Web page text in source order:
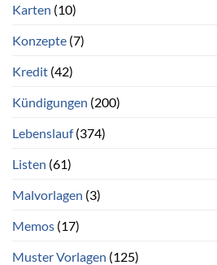
Karten (10)
Konzepte (7)
Kredit (42)
Kündigungen (200)
Lebenslauf(374)
Listen (61)
Malvorlagen (3)
Memos (17)
Muster Vorlagen (125)